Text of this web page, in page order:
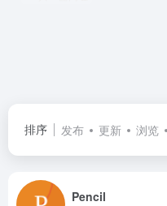
排序 发布 更新 浏览
Pencil